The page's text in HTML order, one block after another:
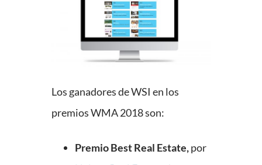
Los ganadores de WSI en los
premios WMA 2018 son:
Premio Best Real Estate,por